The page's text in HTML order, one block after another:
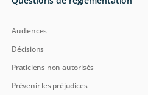
Audiences
Décisions
Praticiens non autorisés
Prévenir les préjudices